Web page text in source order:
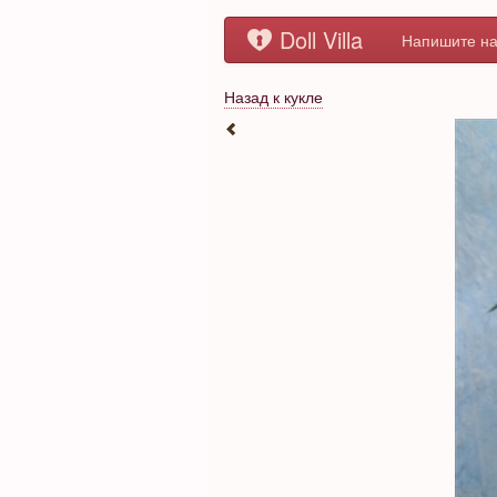
Doll Villa Напишите
Назад к кукле